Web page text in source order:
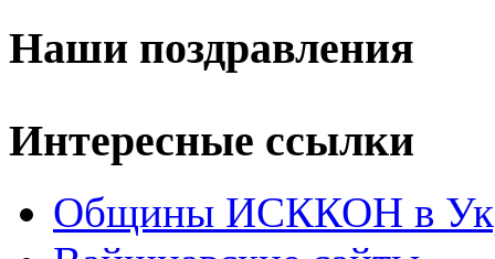
Наши поздравления
Интересные ссылки
Общины ИСККОН в